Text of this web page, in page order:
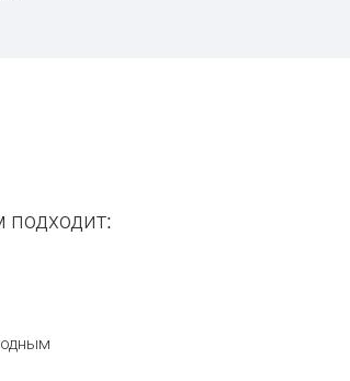
подходит: